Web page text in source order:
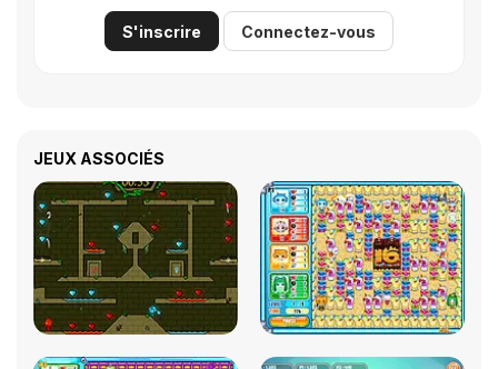
S'inscrire Connectez-vous
JEUX ASSOCIÉS